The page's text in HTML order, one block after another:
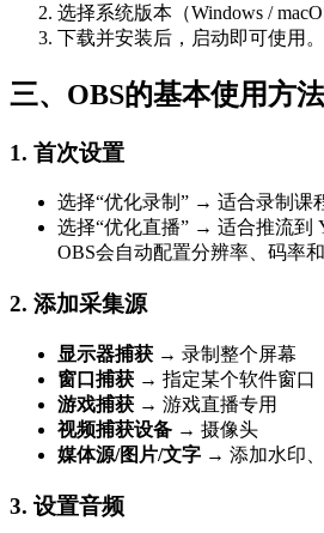
选择系统版本（Windows /
下载并安装后，启动即可使用。
三、OBS的基本使用方法
1. 首次设置
选择“优化录制” → 适合录制课
选择“优化直播” → 适合推流到
OBS会自动配置分辨率、码率和
2. 添加采集源
显示器捕获 → 录制整个屏幕
窗口捕获 → 指定某个软件窗口
游戏捕获 → 游戏直播专用
视频捕获设备 → 摄像头
媒体源/图片/文字 → 添加水印
3. 设置音频